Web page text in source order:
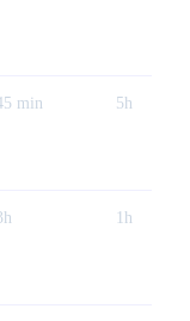
min 5h
1h